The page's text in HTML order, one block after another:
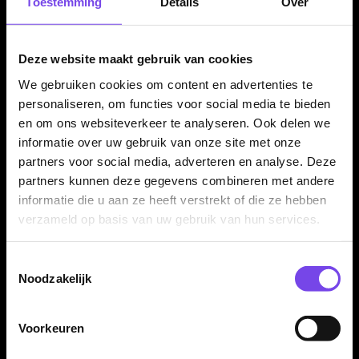
Deze website maakt gebruik van cookies
We gebruiken cookies om content en advertenties te
personaliseren, om functies voor social media te bieden
en om ons websiteverkeer te analyseren. Ook delen we
informatie over uw gebruik van onze site met onze
partners voor social media, adverteren en analyse. Deze
partners kunnen deze gegevens combineren met andere
informatie die u aan ze heeft verstrekt of die ze hebben
verzameld op basis van uw gebruik van hun services.
Noodzakelijk
Voorkeuren
✓ Angled milling voor extra grip en controle
✓ Ontworpen voor stabiliteit, balans en gripfeedback
✓ Verkrijgbaar in 22 en 24 gram
✓ Compleet geleverd met Red Dragon shafts en Red
Dragon flights
Dartpijl Gewicht:
Barrel profiel:
Dartserie:Recon Parallel